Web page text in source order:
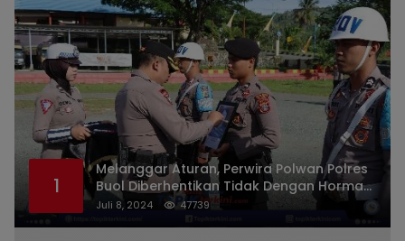
1
Melanggar Aturan, Perwira Polwan Polres
Buol Diberhentikan Tidak Dengan Hormat
Dari Dinas Kepolisian
Juli 8, 2024 47739